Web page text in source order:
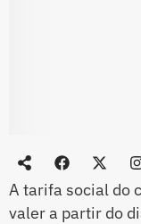
A tarifa social do
valer a partir do